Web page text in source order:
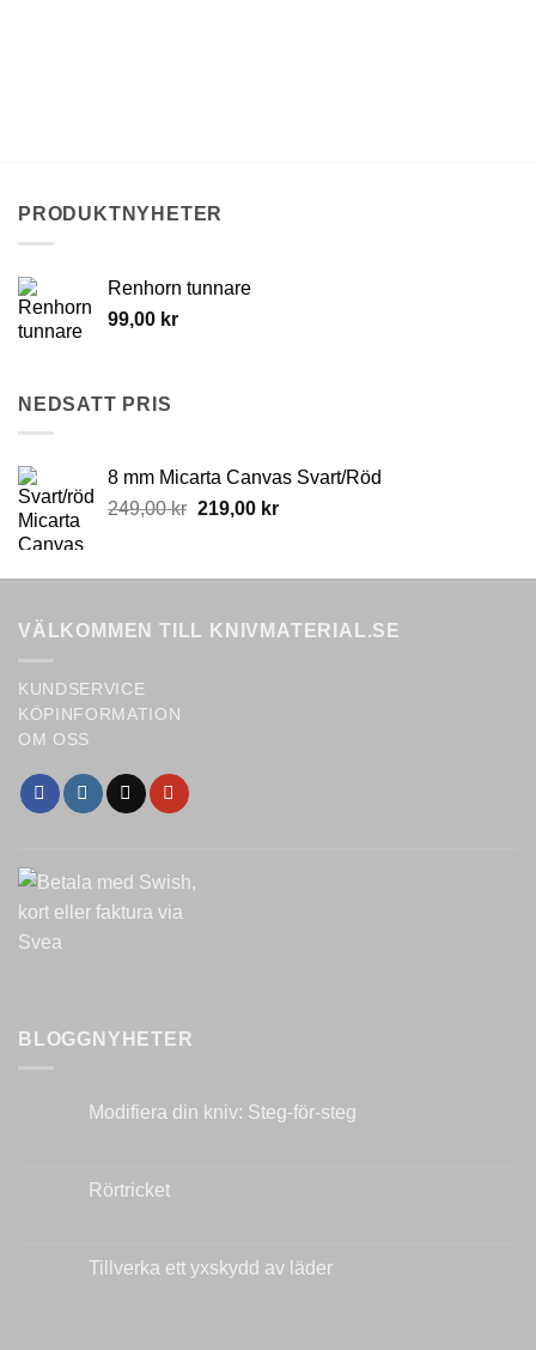
PRODUKTNYHETER
Renhorn tunnare
99,00 kr
NEDSATT PRIS
8 mm Micarta Canvas Svart/Röd
249,00kr Original
249,00 kr.
219,00 krCurrent
219,00 kr.
VÄLKOMMEN TILL KNIVMATERIAL.SE
KUNDSERVICE
KÖPINFORMATION
OM OSS
BLOGGNYHETER
Modifiera din kniv: Steg-för-steg
Modifiera
din
steg
Rörtricket
Rörtricket
Tillverka ett yxskydd av läder